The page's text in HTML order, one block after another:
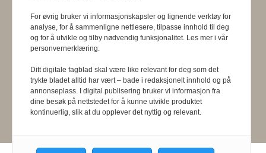
seg i samsvar med samfunnets og
befolkningens behov. Tidsskriftet skal
belyse fysioterapifaglige
organisasjons-, utdannings- og helse-
og sosialpolitiske forhold.
For øvrig bruker vi informasjonskapsler og lignende verktøy for
analyse, for å sammenligne nettlesere, tilpasse innhold til deg
og for å utvikle og tilby nødvendig funksjonalitet. Les mer i vår
personvernerklæring.
Ditt digitale fagblad skal være like relevant for deg som det
trykte bladet alltid har vært – bade i redaksjonelt innhold og på
annonseplass. I digital publisering bruker vi informasjon fra
dine besøk på nettstedet for å kunne utvikle produktet
kontinuerlig, slik at du opplever det nyttig og relevant.